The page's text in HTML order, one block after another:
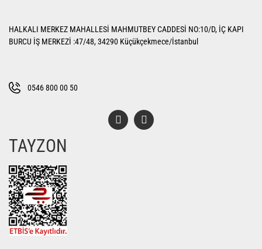
Ürün açıklamasında eksik bilgiler bulunuyor.
Bu ürüne benzer farklı alternatifler olmalı.
HALKALI MERKEZ MAHALLESİ MAHMUTBEY CADDESİ NO:10/D, İÇ KAPI
BURCU İŞ MERKEZİ :47/48, 34290 Küçükçekmece/İstanbul
0546 800 00 50
TAYZON